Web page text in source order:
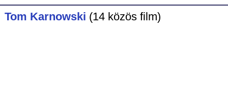
Tom Karnowski (14 közös film)